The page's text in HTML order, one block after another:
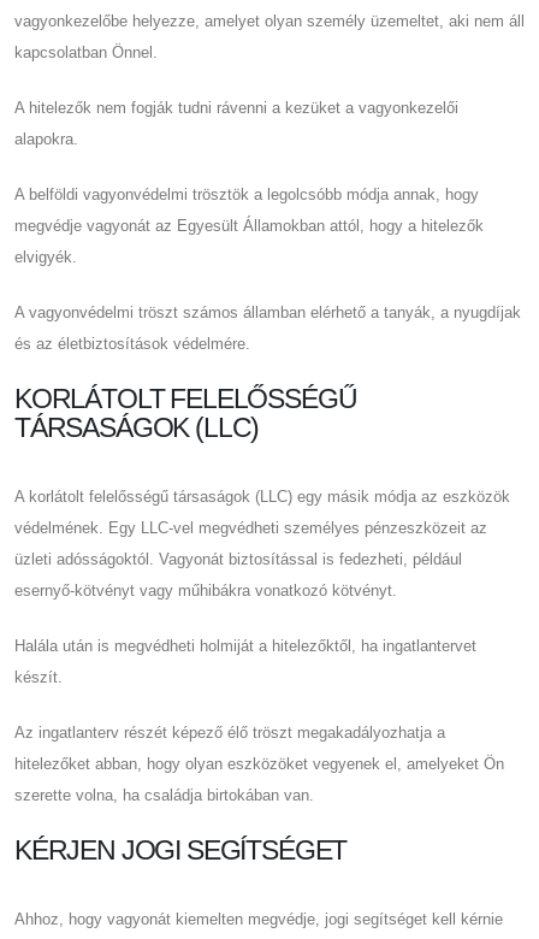
vagyonkezelőbe helyezze, amelyet olyan személy üzemeltet, aki nem áll
kapcsolatban Önnel.
A hitelezők nem fogják tudni rávenni a kezüket a vagyonkezelői
alapokra.
A belföldi vagyonvédelmi trösztök a legolcsóbb módja annak, hogy
megvédje vagyonát az Egyesült Államokban attól, hogy a hitelezők
elvigyék.
A vagyonvédelmi tröszt számos államban elérhető a tanyák, a nyugdíjak
és az életbiztosítások védelmére.
KORLÁTOLT FELELŐSSÉGŰ
TÁRSASÁGOK (LLC)
A korlátolt felelősségű társaságok (LLC) egy másik módja az eszközök
védelmének. Egy LLC-vel megvédheti személyes pénzeszközeit az
üzleti adósságoktól. Vagyonát biztosítással is fedezheti, például
esernyő-kötvényt vagy műhibákra vonatkozó kötvényt.
Halála után is megvédheti holmiját a hitelezőktől, ha ingatlantervet
készít.
Az ingatlanterv részét képező élő tröszt megakadályozhatja a
hitelezőket abban, hogy olyan eszközöket vegyenek el, amelyeket Ön
szerette volna, ha családja birtokában van.
KÉRJEN JOGI SEGÍTSÉGET
Ahhoz, hogy vagyonát kiemelten megvédje, jogi segítséget kell kérnie